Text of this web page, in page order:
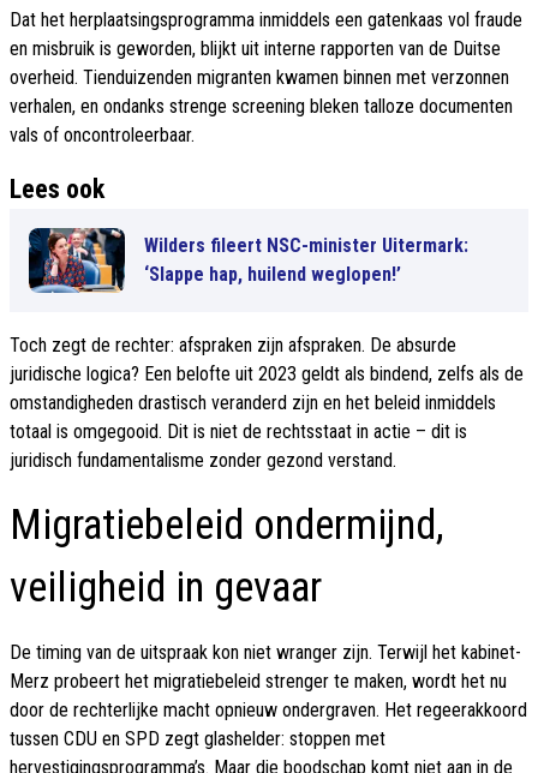
Dat het herplaatsingsprogramma inmiddels een gatenkaas vol fraude
en misbruik is geworden, blijkt uit interne rapporten van de Duitse
overheid. Tienduizenden migranten kwamen binnen met verzonnen
verhalen, en ondanks strenge screening bleken talloze documenten
vals of oncontroleerbaar.
Lees ook
Wilders fileert NSC-minister Uitermark:
‘Slappe hap, huilend weglopen!’
Toch zegt de rechter: afspraken zijn afspraken. De absurde
juridische logica? Een belofte uit 2023 geldt als bindend, zelfs als de
omstandigheden drastisch veranderd zijn en het beleid inmiddels
totaal is omgegooid. Dit is niet de rechtsstaat in actie – dit is
juridisch fundamentalisme zonder gezond verstand.
Migratiebeleid ondermijnd,
veiligheid in gevaar
De timing van de uitspraak kon niet wranger zijn. Terwijl het kabinet-
Merz probeert het migratiebeleid strenger te maken, wordt het nu
door de rechterlijke macht opnieuw ondergraven. Het regeerakkoord
tussen CDU en SPD zegt glashelder: stoppen met
hervestigingsprogramma’s. Maar die boodschap komt niet aan in de